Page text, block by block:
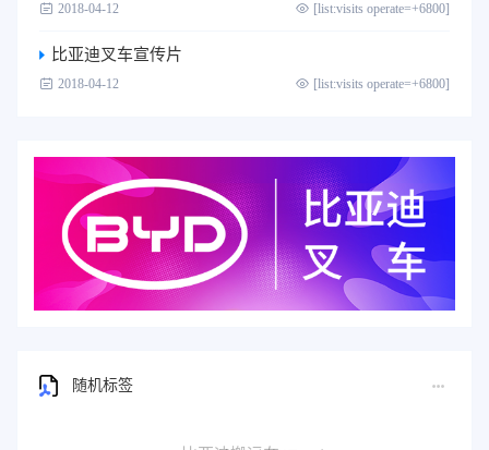
2018-04-12 [list:visits operate=+6800]
比亚迪叉车宣传片
2018-04-12 [list:visits operate=+6800]
随机标签